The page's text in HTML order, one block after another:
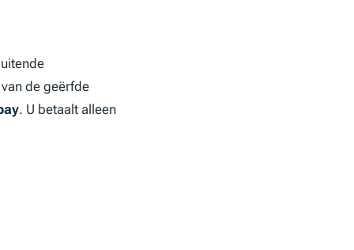
de geërfde
. U betaalt alleen